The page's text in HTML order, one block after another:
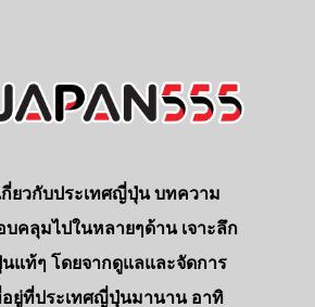
กี่ยวกับประเทศญี่ปุ่น บทความ
บคลุมไปในหลายๆด้าน เจาะลึก
แท้ๆ โดยจากดูแลและจัดการ
ยู่ที่ประเทศญี่ปุ่นมานาน อาทิ